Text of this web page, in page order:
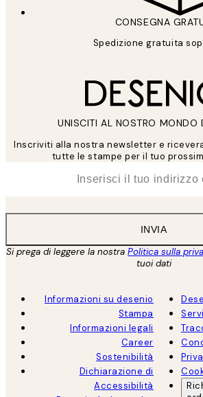
CONSEGNA
Spedizione gratuita
UNISCITI AL NOSTRO MONDO
Inscriviti alla nostra newsletter e
tutte le stampe per il tuo
INVIA
Si prega di leggere la nostra Politica sulla
tuoi dati
Informazioni su desenio
Stampa
Informazioni legali
Career
Sostenibilità
Dichiarazione di
Accessibilità